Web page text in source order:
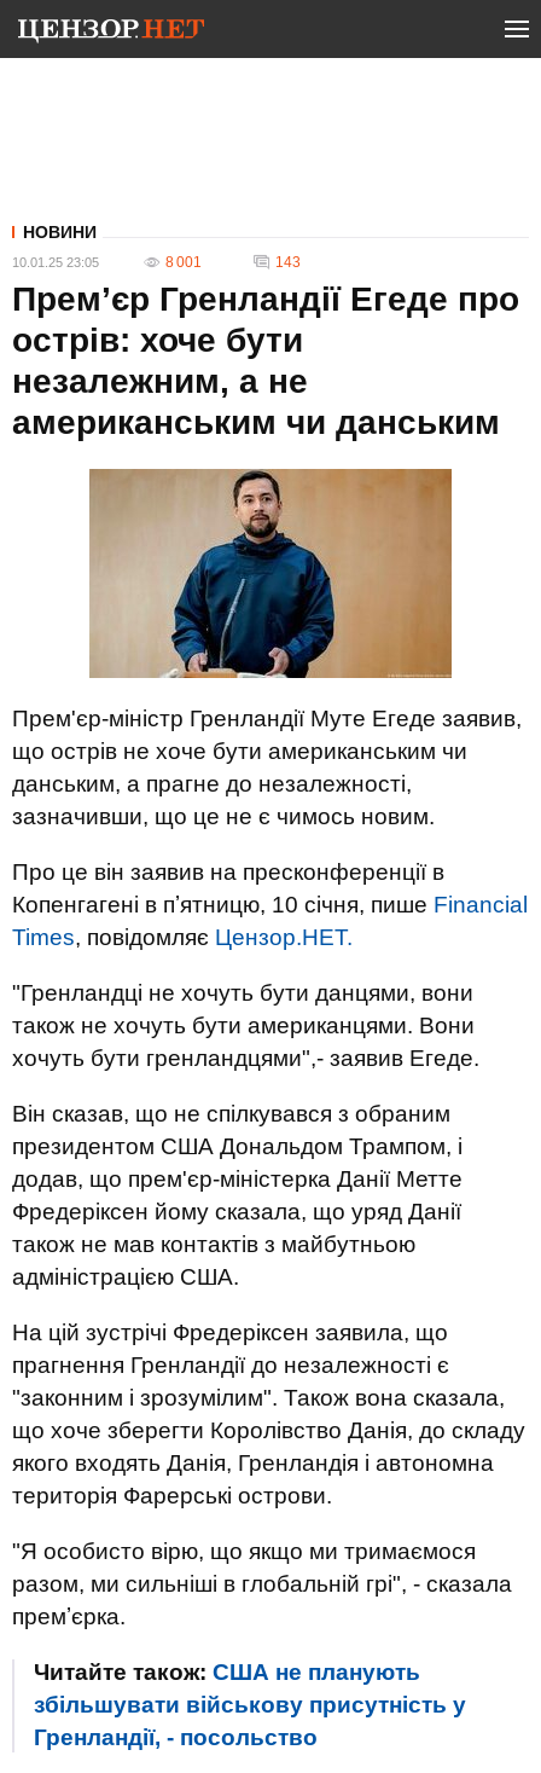
НОВИНИ
10.01.25 23:05 8 001 143
Прем’єр Гренландії Егеде про
острів: хоче бути
незалежним, а не
американським чи данським
Прем'єр-міністр Гренландії Муте Егеде заявив,
що острів не хоче бути американським чи
данським, а прагне до незалежності,
зазначивши, що це не є чимось новим.
Про це він заявив на пресконференції в
Копенгагені в пʼятницю, 10 січня, пише Financial
Times, повідомляє Цензор.НЕТ.
"Гренландці не хочуть бути данцями, вони
також не хочуть бути американцями. Вони
хочуть бути гренландцями",- заявив Егеде.
Він сказав, що не спілкувався з обраним
президентом США Дональдом Трампом, і
додав, що прем'єр-міністерка Данії Метте
Фредеріксен йому сказала, що уряд Данії
також не мав контактів з майбутньою
адміністрацією США.
На цій зустрічі Фредеріксен заявила, що
прагнення Гренландії до незалежності є
"законним і зрозумілим". Також вона сказала,
що хоче зберегти Королівство Данія, до складу
якого входять Данія, Гренландія і автономна
територія Фарерські острови.
"Я особисто вірю, що якщо ми тримаємося
разом, ми сильніші в глобальній грі", - сказала
премʼєрка.
Читайте також: США не планують
збільшувати військову присутність у
Гренландії, - посольство